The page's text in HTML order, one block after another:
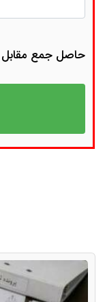
حاصل جمع مقابل را